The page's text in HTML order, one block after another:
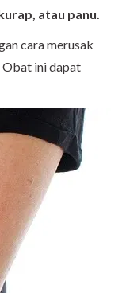
atau panu.
cara merusak
Obat ini dapat